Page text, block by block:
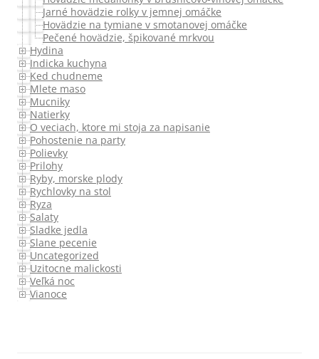
Jarné hovädzie rolky v jemnej omáčke
Hovädzie na tymiane v smotanovej omáčke
Pečené hovädzie, špikované mrkvou
Hydina
Indicka kuchyna
Ked chudneme
Mlete maso
Mucniky
Natierky
O veciach, ktore mi stoja za napisanie
Pohostenie na party
Polievky
Prilohy
Ryby, morske plody
Rychlovky na stol
Ryza
Salaty
Sladke jedla
Slane pecenie
Uncategorized
Uzitocne malickosti
Veľká noc
Vianoce